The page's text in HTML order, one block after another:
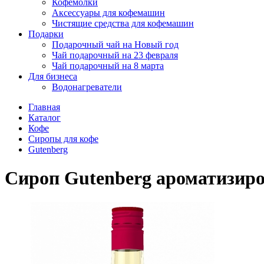
Аксессуары для кофемашин
Чистящие средства для кофемашин
Подарки
Подарочный чай на Новый год
Чай подарочный на 23 февраля
Чай подарочный на 8 марта
Для бизнеса
Водонагреватели
Главная
Каталог
Кофе
Сиропы для кофе
Gutenberg
Сироп Gutenberg